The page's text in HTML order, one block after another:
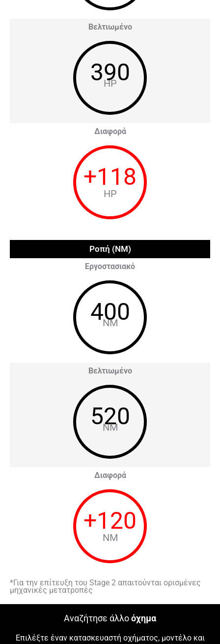
Βελτιωμένο
390
HP
Διαφορά
+118
HP
Ροπή (NM)
Εργοστασιακό
400
NM
Βελτιωμένο
520
NM
Διαφορά
+120
NM
*Για την επίτευξη του Stage 2 απαιτούνται ορισμένες
μηχανικές μετατροπές
Αναζήτησε άλλοόχημα
Επιλέξτε έναν κατασκευαστή οχήματος, μοντέλο και